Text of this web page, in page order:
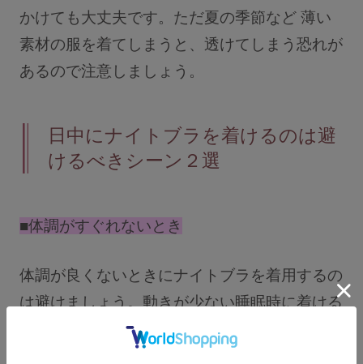
かけても大丈夫です。ただ夏の季節など 薄い
素材の服を着てしまうと、透けてしまう恐れが
あるので注意しましょう。
日中にナイトブラを着けるのは避
けるべきシーン２選
■体調がすぐれないとき
体調が良くないときにナイトブラを着用するの
は避けましょう。動きが少ない睡眠時に着ける
ナイトブラを、動きの多い日中に着けることで